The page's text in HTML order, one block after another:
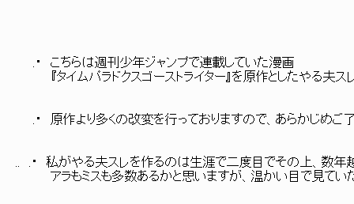
.・ こちらは週刊少年ジャンプで連載していた漫画
『タイムパラドクスゴーストライター』を原作としたやる夫スレ
.・ 原作より多くの改変を行っておりますので、あらかじめご了
.. .・ 私がやる夫スレを作るのは生涯で二度目でその上、数年
アラもミスも多数あるかと思いますが、温かい目で見てい